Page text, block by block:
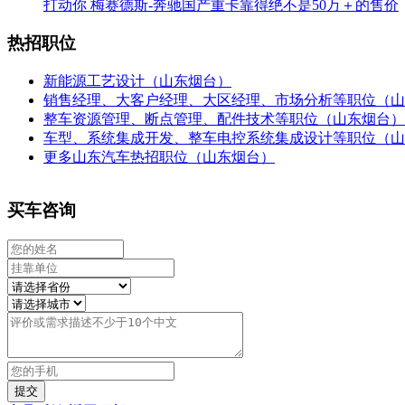
打动你 梅赛德斯-奔驰国产重卡靠得绝不是50万＋的售价
热招职位
新能源工艺设计（山东烟台）
销售经理、大客户经理、大区经理、市场分析等职位（山
整车资源管理、断点管理、配件技术等职位（山东烟台）
车型、系统集成开发、整车电控系统集成设计等职位（山
更多山东汽车热招职位（山东烟台）
买车咨询